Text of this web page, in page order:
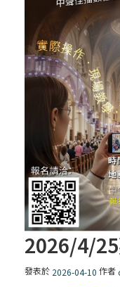
發表於 2026-04-10 作者